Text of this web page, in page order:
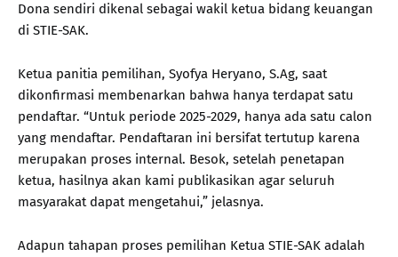
Dona sendiri dikenal sebagai wakil ketua bidang keuangan
di STIE-SAK.
Ketua panitia pemilihan, Syofya Heryano, S.Ag, saat
dikonfirmasi membenarkan bahwa hanya terdapat satu
pendaftar. “Untuk periode 2025-2029, hanya ada satu calon
yang mendaftar. Pendaftaran ini bersifat tertutup karena
merupakan proses internal. Besok, setelah penetapan
ketua, hasilnya akan kami publikasikan agar seluruh
masyarakat dapat mengetahui,” jelasnya.
Adapun tahapan proses pemilihan Ketua STIE-SAK adalah